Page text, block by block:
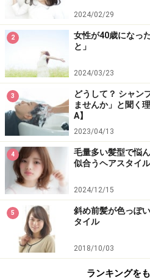
楽天市場で人気のヘアケ
2024/02/29
2
女性が40歳になっ
と」
2024/03/23
3
どうして？ シャン
ませんか」と聞く
A】
2023/04/13
4
毛量多い髪型で悩
似合うヘアスタイル
2024/12/15
5
斜め前髪が色っぽ
タイル
2018/10/03
ランキングを